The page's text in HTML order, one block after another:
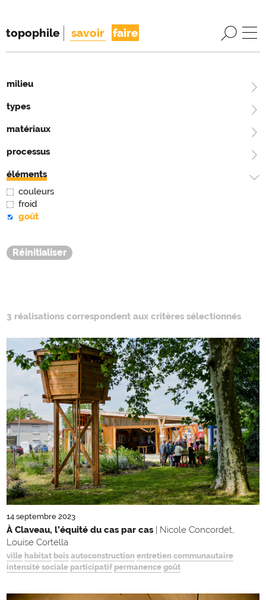
topophile savoir faire
milieu
types
matériaux
processus
éléments
couleurs
froid
goût
3 réalisations correspondent aux critères sélectionnés
14 septembre 2023
À Claveau, l’équité du cas par cas | Nicole Concordet,
Louise Cortella
ville habitat bois autoconstruction entretien communautaire
intensité sociale participatif permanence goût